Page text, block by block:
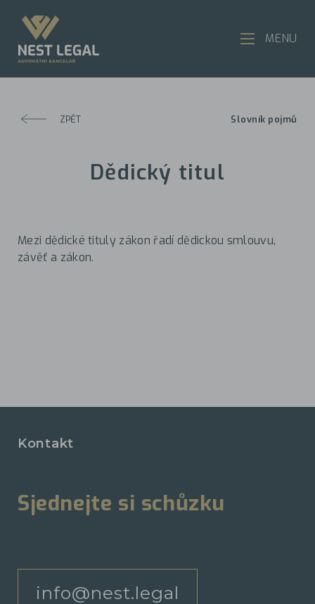
ZPĚT Slovník pojmů
Dědický titul
Mezi dědické tituly zákon řadí dědickou smlouvu,
závěť a zákon.
Kontakt
Sjednejte si schůzku
info@nest.legal
MENU